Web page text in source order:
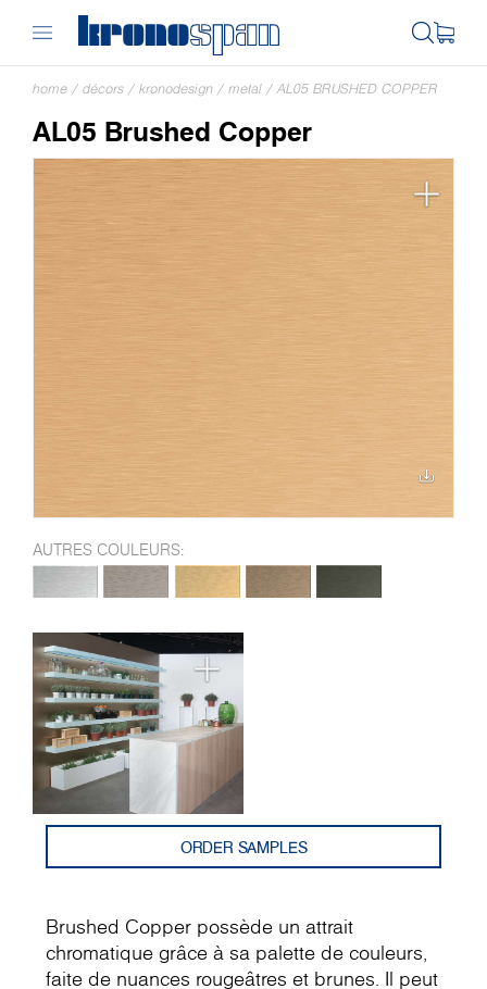
home / décors / kronodesign / metal /AL05 BRUSHED COPPER
AL05 Brushed Copper
AUTRES COULEURS:
ORDER SAMPLES
Brushed Copper possède un attrait
chromatique grâce à sa palette de couleurs,
faite de nuances rougeâtres et brunes. Il peut